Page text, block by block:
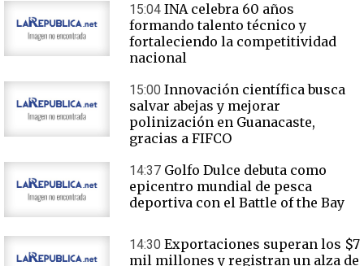
15:04 INA celebra 60 años
formando talento técnico y
fortaleciendo la competitividad
nacional
15:00 Innovación científica busca
salvar abejas y mejorar
polinización en Guanacaste,
gracias a FIFCO
14:37 Golfo Dulce debuta como
epicentro mundial de pesca
deportiva con el Battle of the Bay
14:30 Exportaciones superan los $7
mil millones y registran un alza de